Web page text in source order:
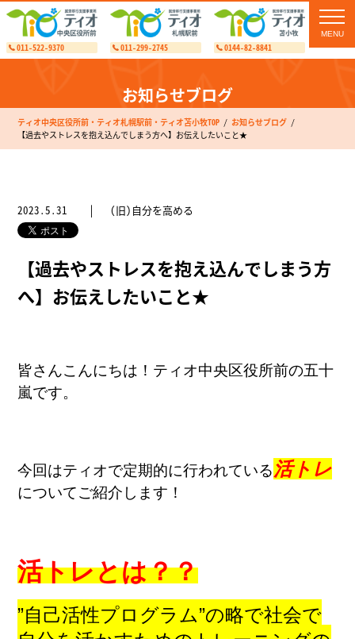
011-522-9370 011-299-2745 0144-82-8841
お知らせブログ
ティオ中央区役所前・ティオ札幌駅前・ティオ苫小牧TOP
お知らせブログ
【過去やストレスを抱え込んでしまう方へ】お伝えしたいこと★
2023.5.31 (旧)自分を高める
【過去やストレスを抱え込んでしまう方
へ】お伝えしたいこと★
皆さんこんにちは！ティオ中央区役所前の五十
嵐です。
今回はティオで定期的に行われている活トレ
についてご紹介します！
活トレとは？？
”自己活性プログラム”の略で社会で